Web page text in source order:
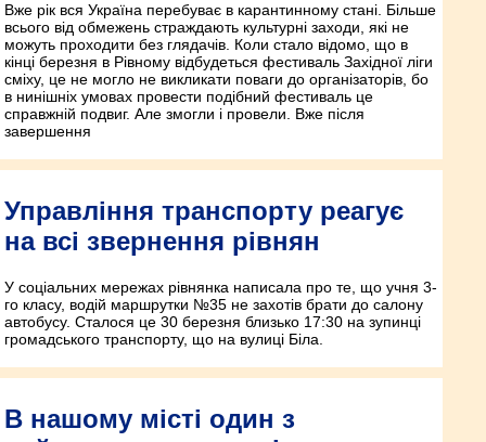
Вже рік вся Україна перебуває в карантинному стані. Більше
всього від обмежень страждають культурні заходи, які не
можуть проходити без глядачів. Коли стало відомо, що в
кінці березня в Рівному відбудеться фестиваль Західної ліги
сміху, це не могло не викликати поваги до організаторів, бо
в нинішніх умовах провести подібний фестиваль це
справжній подвиг. Але змогли і провели. Вже після
завершення
Управління транспорту реагує
на всі звернення рівнян
У соціальних мережах рівнянка написала про те, що учня 3-
го класу, водій маршрутки №35 не захотів брати до салону
автобусу. Сталося це 30 березня близько 17:30 на зупинці
громадського транспорту, що на вулиці Біла.
В нашому місті один з